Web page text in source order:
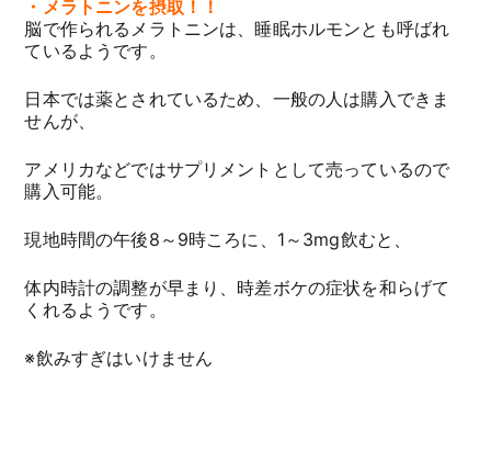
・メラトニンを摂取！！
脳で作られるメラトニンは、睡眠ホルモンとも呼ばれ
ているようです。
日本では薬とされているため、一般の人は購入できま
せんが、
アメリカなどではサプリメントとして売っているので
購入可能。
現地時間の午後8～9時ころに、1～3mg飲むと、
体内時計の調整が早まり、時差ボケの症状を和らげて
くれるようです。
※飲みすぎはいけません